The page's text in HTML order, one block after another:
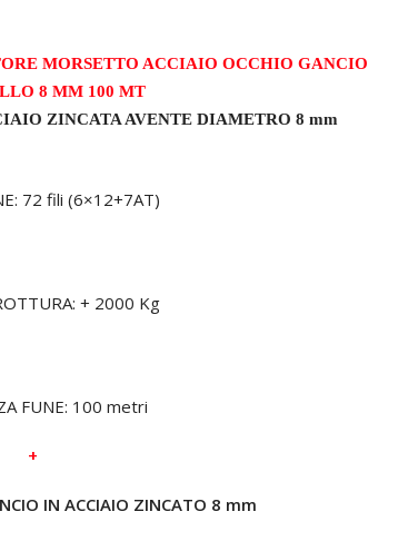
MORSETTO ACCIAIO OCCHIO GANCIO
8 MM 100 MT
ZINCATA AVENTE DIAMETRO 8 mm
72 fili (6×12+7AT)
+ 2000 Kg
FUNE: 100 metri
+
IN ACCIAIO ZINCATO 8 mm